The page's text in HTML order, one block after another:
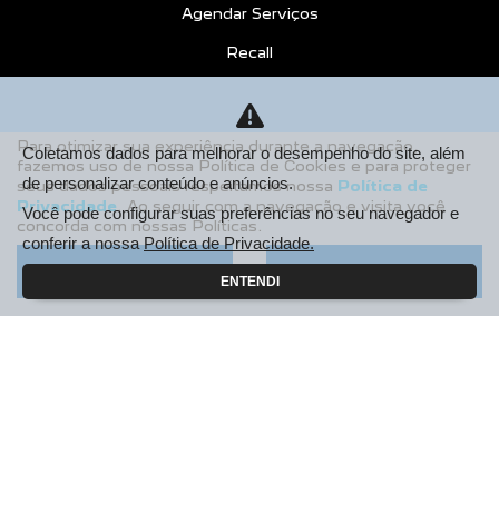
Agendar Serviços
Recall
Sobre Nós
Fale Conosco
Agende um Emotion Drive
Trabalhe Conosco
Política de Privacidade
Para otimizar sua experiência durante a navegação,
fazemos uso de nossa Política de Cookies e para proteger
seus dados pessoais respeitamos nossa Política de
Privacidade . Ao seguir com a navegação e visita você
concorda com nossas Políticas.
Aceitar Recusar
Coletamos dados para melhorar o desempenho do site, além
de personalizar conteúdo e anúncios.
Você pode configurar suas preferências no seu navegador e
conferir a nossaPolítica de Privacidade.
ENTENDI